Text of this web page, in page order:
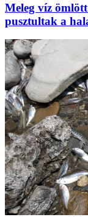
Meleg víz
pusztultak a